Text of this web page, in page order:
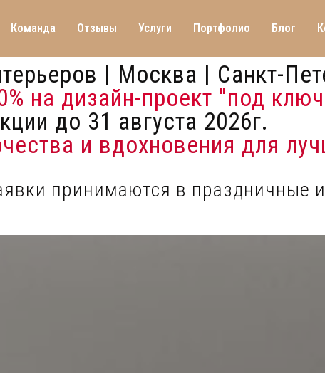
Команда Отзывы Услуги Портфолио Блог
принимаются в праздничные
| Москва | Санкт-
на дизайн-проект "под
до 31 августа 2026г.
и вдохновения для